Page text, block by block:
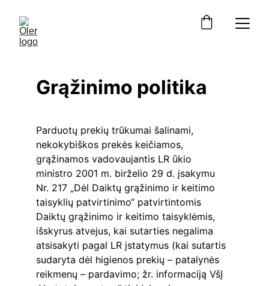
Grąžinimo politika
Parduotų prekių trūkumai šalinami,
nekokybiškos prekės keičiamos,
grąžinamos vadovaujantis LR ūkio
ministro 2001 m. birželio 29 d. įsakymu
Nr. 217 „Dėl Daiktų grąžinimo ir keitimo
taisyklių patvirtinimo“ patvirtintomis
Daiktų grąžinimo ir keitimo taisyklėmis,
išskyrus atvejus, kai sutarties negalima
atsisakyti pagal LR įstatymus (kai sutartis
sudaryta dėl higienos prekių – patalynės
reikmenų – pardavimo; žr. informaciją VšĮ